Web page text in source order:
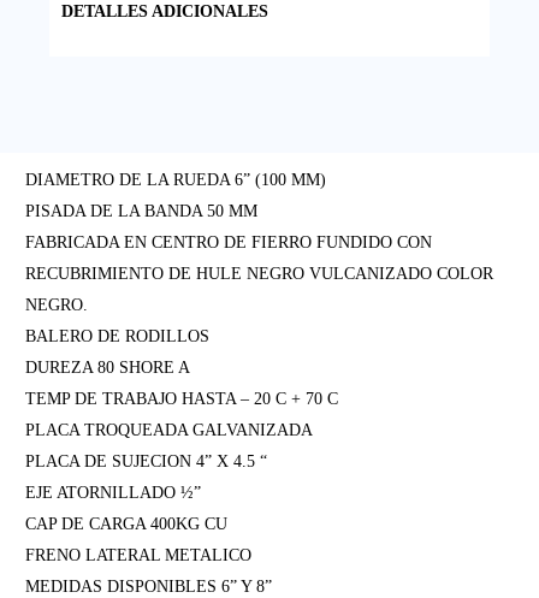
DETALLES ADICIONALES
DIAMETRO DE LA RUEDA 6” (100 MM)
PISADA DE LA BANDA 50 MM
FABRICADA EN CENTRO DE FIERRO FUNDIDO CON
RECUBRIMIENTO DE HULE NEGRO VULCANIZADO COLOR
NEGRO.
BALERO DE RODILLOS
DUREZA 80 SHORE A
TEMP DE TRABAJO HASTA – 20 C + 70 C
PLACA TROQUEADA GALVANIZADA
PLACA DE SUJECION 4” X 4.5 “
EJE ATORNILLADO ½”
CAP DE CARGA 400KG CU
FRENO LATERAL METALICO
MEDIDAS DISPONIBLES 6” Y 8”